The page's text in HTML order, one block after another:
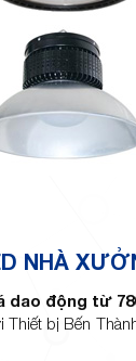
NHÀ
dao động từ
bị Bến